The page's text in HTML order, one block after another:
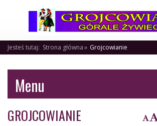
Jesteś tutaj: Strona główna Grojcowianie
Menu
GROJCOWIANIE